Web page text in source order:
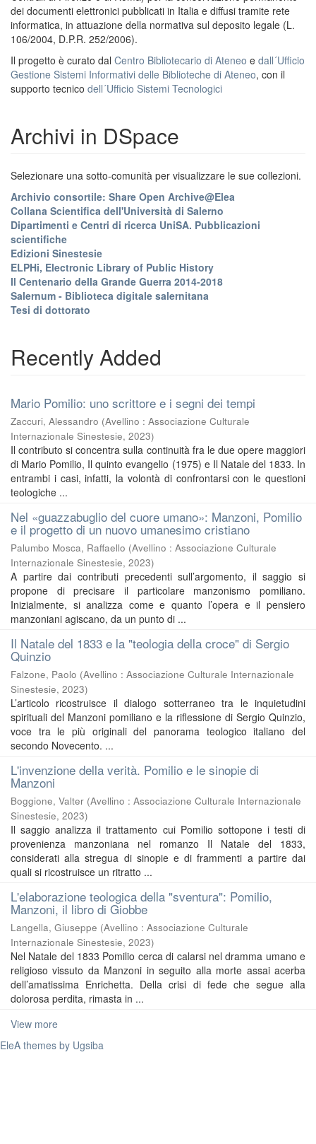
dei documenti elettronici pubblicati in Italia e diffusi tramite rete
informatica, in attuazione della normativa sul deposito legale (L.
106/2004, D.P.R. 252/2006).
Il progetto è curato dal Centro Bibliotecario di Ateneo e dall´Ufficio
Gestione Sistemi Informativi delle Biblioteche di Ateneo, con il
supporto tecnico dell´Ufficio Sistemi Tecnologici
Archivi in DSpace
Selezionare una sotto-comunità per visualizzare le sue collezioni.
Archivio consortile: Share Open Archive@Elea
Collana Scientifica dell'Università di Salerno
Dipartimenti e Centri di ricerca UniSA. Pubblicazioni
scientifiche
Edizioni Sinestesie
ELPHi, Electronic Library of Public History
Il Centenario della Grande Guerra 2014-2018
Salernum - Biblioteca digitale salernitana
Tesi di dottorato
Recently Added
Mario Pomilio: uno scrittore e i segni dei tempi
Zaccuri, Alessandro (Avellino : Associazione Culturale
Internazionale Sinestesie, 2023)
Il contributo si concentra sulla continuità fra le due opere maggiori
di Mario Pomilio, Il quinto evangelio (1975) e Il Natale del 1833. In
entrambi i casi, infatti, la volontà di confrontarsi con le questioni
teologiche ...
Nel «guazzabuglio del cuore umano»: Manzoni, Pomilio
e il progetto di un nuovo umanesimo cristiano
Palumbo Mosca, Raffaello (Avellino : Associazione Culturale
Internazionale Sinestesie, 2023)
A partire dai contributi precedenti sull’argomento, il saggio si
propone di precisare il particolare manzonismo pomiliano.
Inizialmente, si analizza come e quanto l’opera e il pensiero
manzoniani agiscano, da un punto di ...
Il Natale del 1833 e la "teologia della croce" di Sergio
Quinzio
Falzone, Paolo (Avellino : Associazione Culturale Internazionale
Sinestesie, 2023)
L’articolo ricostruisce il dialogo sotterraneo tra le inquietudini
spirituali del Manzoni pomiliano e la riflessione di Sergio Quinzio,
voce tra le più originali del panorama teologico italiano del
secondo Novecento. ...
L'invenzione della verità. Pomilio e le sinopie di
Manzoni
Boggione, Valter (Avellino : Associazione Culturale Internazionale
Sinestesie, 2023)
Il saggio analizza il trattamento cui Pomilio sottopone i testi di
provenienza manzoniana nel romanzo Il Natale del 1833,
considerati alla stregua di sinopie e di frammenti a partire dai
quali si ricostruisce un ritratto ...
L'elaborazione teologica della "sventura": Pomilio,
Manzoni, il libro di Giobbe
Langella, Giuseppe (Avellino : Associazione Culturale
Internazionale Sinestesie, 2023)
Nel Natale del 1833 Pomilio cerca di calarsi nel dramma umano e
religioso vissuto da Manzoni in seguito alla morte assai acerba
dell’amatissima Enrichetta. Della crisi di fede che segue alla
dolorosa perdita, rimasta in ...
View more
EleA themes by Ugsiba